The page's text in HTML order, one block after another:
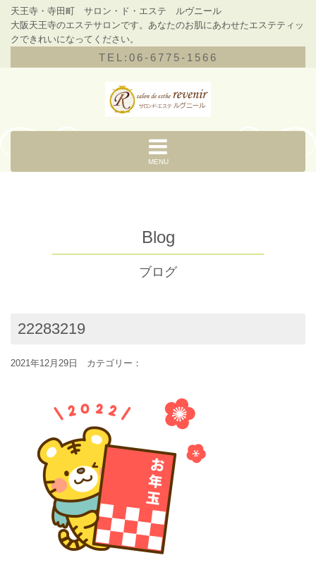
天王寺・寺田町 サロン・ド・エステ ルヴニール
大阪天王寺のエステサロンです。あなたのお肌にあわせたエステティッ
クできれいになってください。
TEL:06-6775-1566
MENU
Blog
ブログ
22283219
2021年12月29日 カテゴリー：